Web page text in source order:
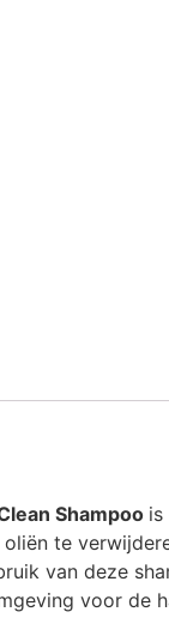
Shampoo is
te
van deze
voor de